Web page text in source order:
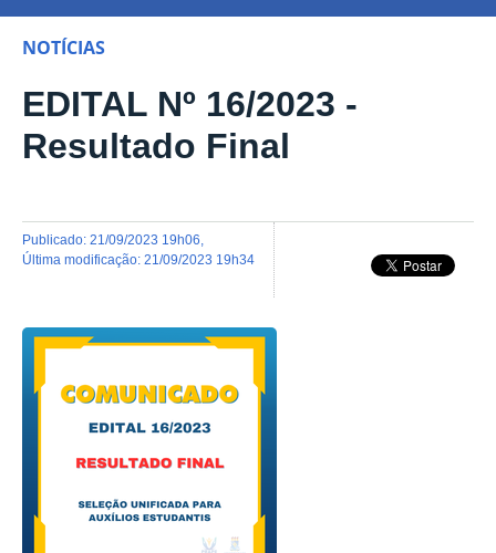
NOTÍCIAS
EDITAL Nº 16/2023 -
Resultado Final
publicado: 21/09/2023 19h06
última modificação: 21/09/2023 19h34